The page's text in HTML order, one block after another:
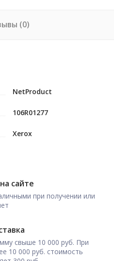
(0)
NetProduct
106R01277
Xerox
сайте
при получении или
свыше 10 000 руб. При
10 000 руб. стоимость